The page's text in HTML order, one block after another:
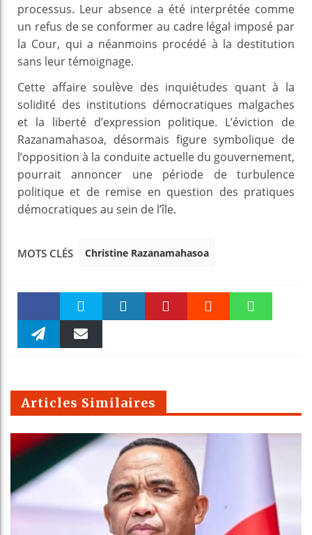
processus. Leur absence a été interprétée comme
un refus de se conformer au cadre légal imposé par
la Cour, qui a néanmoins procédé à la destitution
sans leur témoignage.
Cette affaire soulève des inquiétudes quant à la
solidité des institutions démocratiques malgaches
et la liberté d’expression politique. L’éviction de
Razanamahasoa, désormais figure symbolique de
l’opposition à la conduite actuelle du gouvernement,
pourrait annoncer une période de turbulence
politique et de remise en question des pratiques
démocratiques au sein de l’île.
MOTS CLÉS Christine Razanamahasoa
Faceboo Twitter
m
Articles Similaires